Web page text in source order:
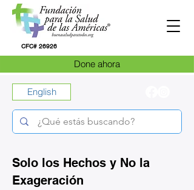
Done ahora
CFC# 26926
English
Solo los Hechos y No la
Exageración